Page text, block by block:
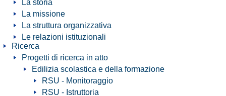
La storia
La missione
La struttura organizzativa
Le relazioni istituzionali
Ricerca
Progetti di ricerca in atto
Edilizia scolastica e della formazione
RSU - Monitoraggio
RSU - Istruttoria